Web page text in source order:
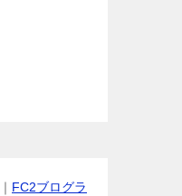
｜ FC2ブログラ